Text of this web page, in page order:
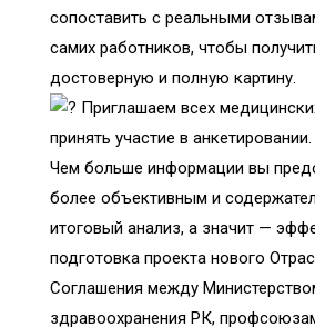
сопоставить с реальными
самих работников, чтобы
достоверную и полную картину.
Приглашаем всех
принять участие в анкетировании.
Чем больше информации вы
более объективным и
итоговый анализ, а значит —
подготовка проекта нового
Соглашения между
здравоохранения РК,